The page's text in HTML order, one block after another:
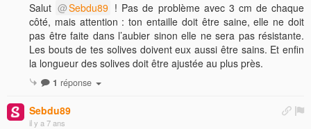
Salut Sebdu89 ! Pas de problème avec 3 cm de chaque
côté, mais attention : ton entaille doit être saine, elle ne doit
pas être faite dans l’aubier sinon elle ne sera pas résistante.
Les bouts de tes solives doivent eux aussi être sains. Et enfin
la longueur des solives doit être ajustée au plus près.
1 réponse
Sebdu89
il y a 7 ans